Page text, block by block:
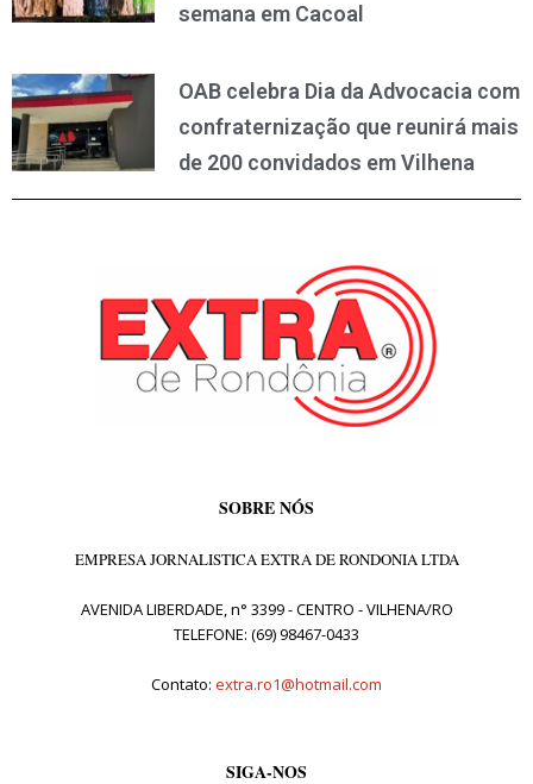
semana em Cacoal
OAB celebra Dia da Advocacia com
confraternização que reunirá mais
de 200 convidados em Vilhena
SOBRE NÓS
EMPRESA JORNALISTICA EXTRA DE RONDONIA LTDA
AVENIDA LIBERDADE, n° 3399 - CENTRO - VILHENA/RO
TELEFONE: (69) 98467-0433
Contato: extra.ro1@hotmail.com
SIGA-NOS